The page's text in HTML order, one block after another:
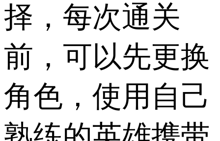
择，每次通关
前，可以先更换
角色，使用自己